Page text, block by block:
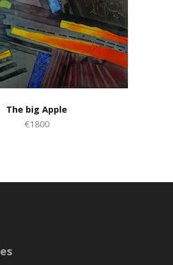
The big Apple
€1800